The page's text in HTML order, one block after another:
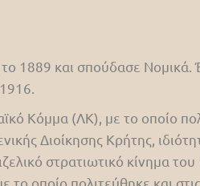
1889 και σπούδασε Νομικά.
Κόμμα (ΛΚ), με το οποίο
Διοίκησης Κρήτης,
στρατιωτικό κίνημα
οποίο πολιτεύθηκε και